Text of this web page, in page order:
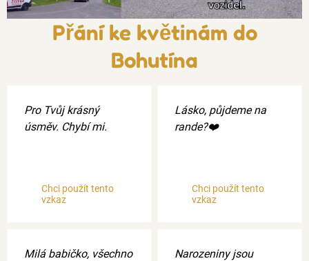
Přání ke květinám do
Bohutína
Pro Tvůj krásný
úsměv. Chybí mi.
Chci použít tento
vzkaz
Lásko, půjdeme na
rande?❤️
Chci použít tento
vzkaz
Milá babičko, všechno
Narozeniny jsou